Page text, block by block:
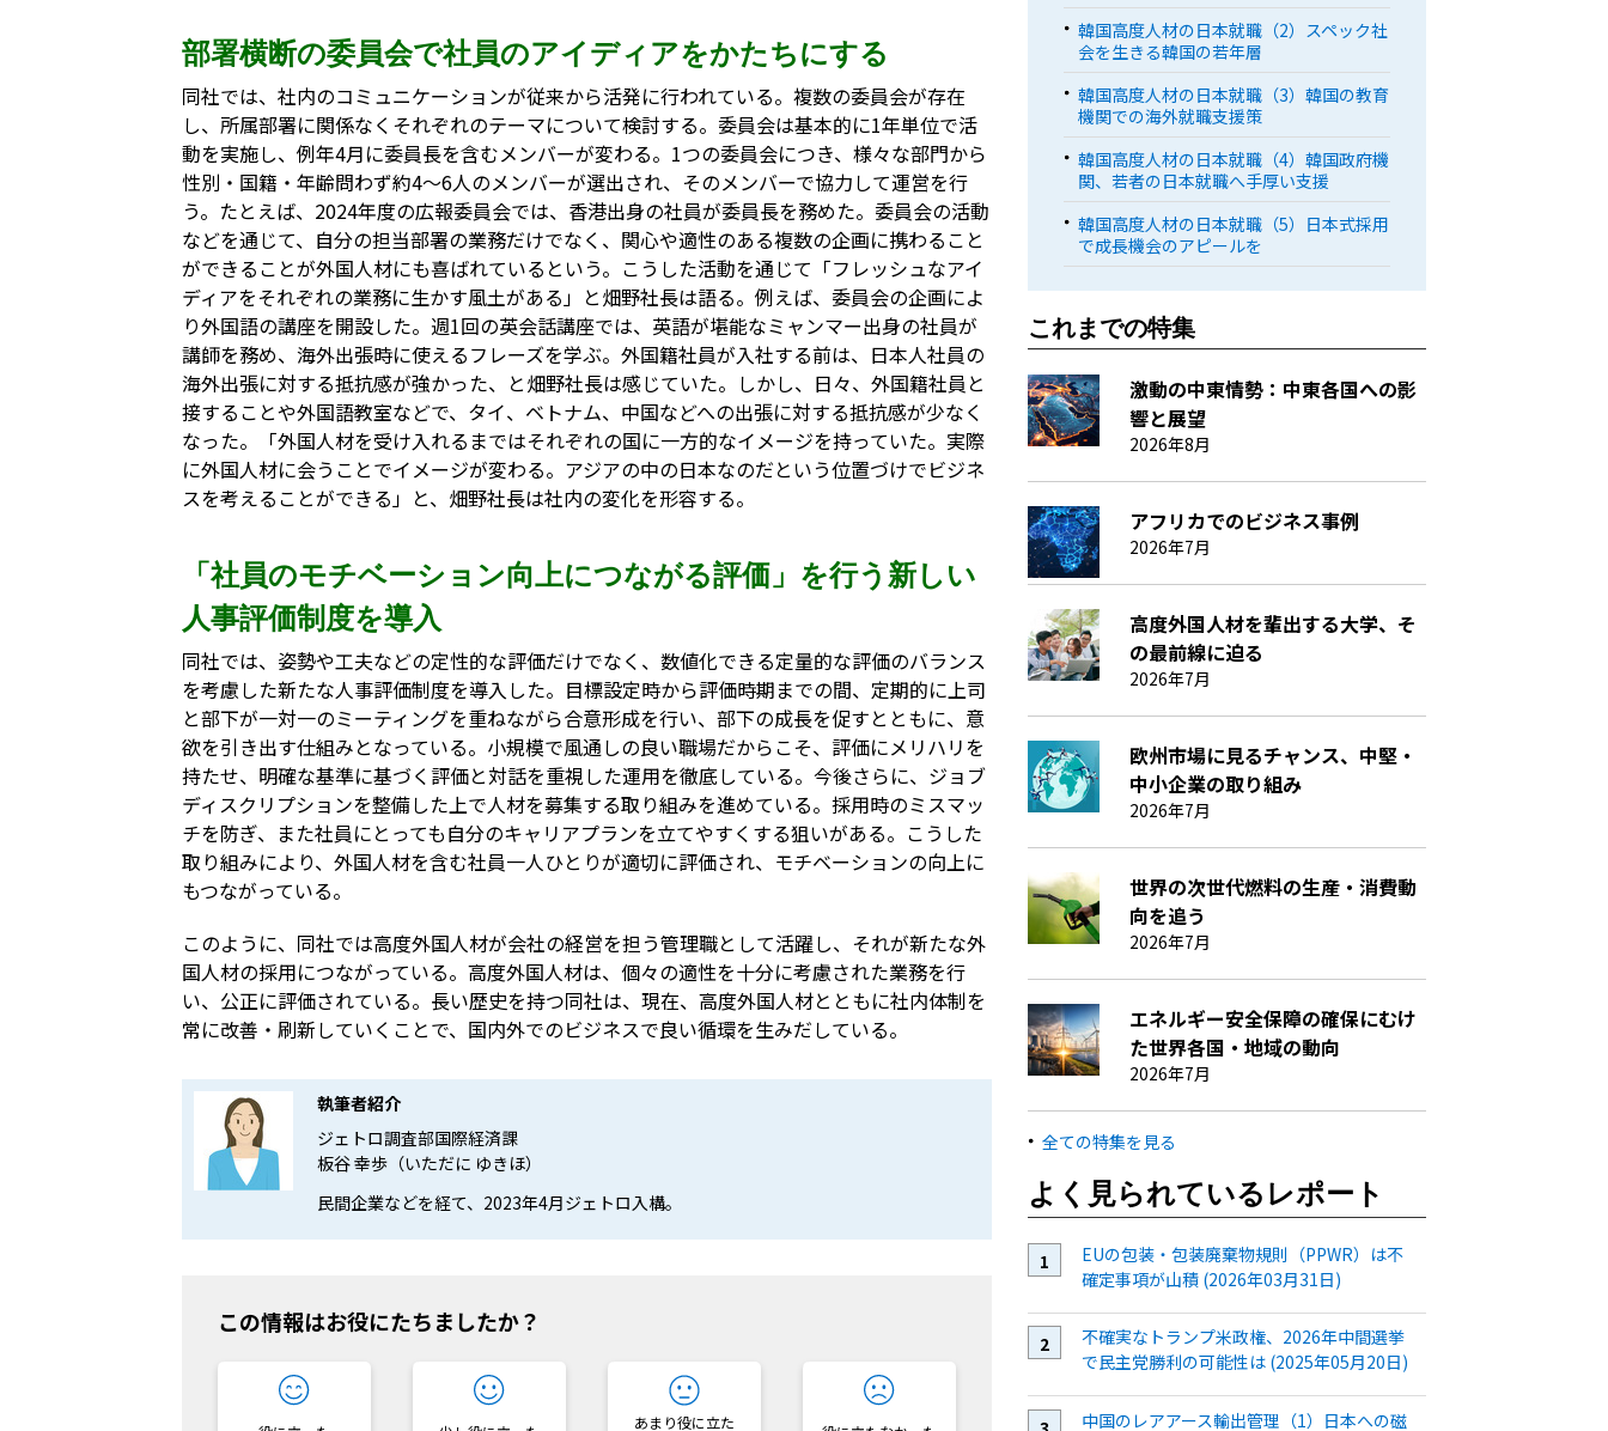
部署横断の委員会で社員のアイディアをかたちにする
同社では、社内のコミュニケーションが従来から活発に行われている。複数の委員会が存在
し、所属部署に関係なくそれぞれのテーマについて検討する。委員会は基本的に1年単位で活
動を実施し、例年4月に委員長を含むメンバーが変わる。1つの委員会につき、様々な部門から
性別・国籍・年齢問わず約4～6人のメンバーが選出され、そのメンバーで協力して運営を行
う。たとえば、2024年度の広報委員会では、香港出身の社員が委員長を務めた。委員会の活動
などを通じて、自分の担当部署の業務だけでなく、関心や適性のある複数の企画に携わること
ができることが外国人材にも喜ばれているという。こうした活動を通じて「フレッシュなアイ
ディアをそれぞれの業務に生かす風土がある」と畑野社長は語る。例えば、委員会の企画によ
り外国語の講座を開設した。週1回の英会話講座では、英語が堪能なミャンマー出身の社員が
講師を務め、海外出張時に使えるフレーズを学ぶ。外国籍社員が入社する前は、日本人社員の
海外出張に対する抵抗感が強かった、と畑野社長は感じていた。しかし、日々、外国籍社員と
接することや外国語教室などで、タイ、ベトナム、中国などへの出張に対する抵抗感が少なく
なった。「外国人材を受け入れるまではそれぞれの国に一方的なイメージを持っていた。実際
に外国人材に会うことでイメージが変わる。アジアの中の日本なのだという位置づけでビジネ
スを考えることができる」と、畑野社長は社内の変化を形容する。
「社員のモチベーション向上につながる評価」を行う新しい
人事評価制度を導入
同社では、姿勢や工夫などの定性的な評価だけでなく、数値化できる定量的な評価のバランス
を考慮した新たな人事評価制度を導入した。目標設定時から評価時期までの間、定期的に上司
と部下が一対一のミーティングを重ねながら合意形成を行い、部下の成長を促すとともに、意
欲を引き出す仕組みとなっている。小規模で風通しの良い職場だからこそ、評価にメリハリを
持たせ、明確な基準に基づく評価と対話を重視した運用を徹底している。今後さらに、ジョブ
ディスクリプションを整備した上で人材を募集する取り組みを進めている。採用時のミスマッ
チを防ぎ、また社員にとっても自分のキャリアプランを立てやすくする狙いがある。こうした
取り組みにより、外国人材を含む社員一人ひとりが適切に評価され、モチベーションの向上に
もつながっている。
このように、同社では高度外国人材が会社の経営を担う管理職として活躍し、それが新たな外
国人材の採用につながっている。高度外国人材は、個々の適性を十分に考慮された業務を行
い、公正に評価されている。長い歴史を持つ同社は、現在、高度外国人材とともに社内体制を
常に改善・刷新していくことで、国内外でのビジネスで良い循環を生みだしている。
執筆者紹介
ジェトロ調査部国際経済課
板谷 幸歩（いただに ゆきほ）
民間企業などを経て、2023年4月ジェトロ入構。
この情報はお役にたちましたか？
あまり役に立た
韓国高度人材の日本就職（2）スペック社
会を生きる韓国の若年層
韓国高度人材の日本就職（3）韓国の教育
機関での海外就職支援策
韓国高度人材の日本就職（4）韓国政府機
関、若者の日本就職へ手厚い支援
韓国高度人材の日本就職（5）日本式採用
で成長機会のアピールを
これまでの特集
激動の中東情勢：中東各国への影
響と展望
2026年8月
アフリカでのビジネス事例
2026年7月
高度外国人材を輩出する大学、そ
の最前線に迫る
2026年7月
欧州市場に見るチャンス、中堅・
中小企業の取り組み
2026年7月
世界の次世代燃料の生産・消費動
向を追う
2026年7月
エネルギー安全保障の確保にむけ
た世界各国・地域の動向
2026年7月
全ての特集を見る
よく見られているレポート
EUの包装・包装廃棄物規則（PPWR）は不
確定事項が山積 (2026年03月31日)
不確実なトランプ米政権、2026年中間選挙
で民主党勝利の可能性は (2025年05月20日)
中国のレアアース輸出管理（1）日本への磁